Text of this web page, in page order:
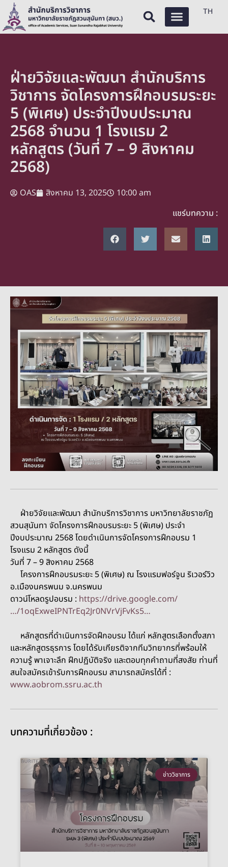
TH
ฝ่ายวิจัยและพัฒนา สำนักบริการ
วิชาการ จัดโครงการฝึกอบรมระยะ
5 (พิเศษ) ประจำปีงบประมาณ
2568 จำนวน 1 โรงแรม 2
หลักสูตร (วันที่ 7 – 9 สิงหาคม
2568)
OAS สิงหาคม 13, 2025
10:00 am
แชร์บทความ :
ฝ่ายวิจัยและพัฒนา สำนักบริการวิชาการ มหาวิทยาลัยราชภัฏ
สวนสุนันทา จัดโครงการฝึกอบรมระยะ 5 (พิเศษ) ประจำ
ปีงบประมาณ 2568 โดยดำเนินการจัดโครงการฝึกอบรม 1
โรงแรม 2 หลักสูตร ดังนี้
วันที่ 7 – 9 สิงหาคม 2568
โครงการฝึกอบรมระยะ 5 (พิเศษ) ณ โรงแรมฟอร์จูน ริเวอร์วิว
อ.เมืองนครพนม จ.นครพนม
ดาวน์โหลดรูปอบรม : https://drive.google.com/
…/1oqExweIPNTrEq2Jr0NVrVjFvKs5…
หลักสูตรที่ดำเนินการจัดฝึกอบรม ได้แก่ หลักสูตรเลือกตั้งสภา
และหลักสูตรธุรการ โดยได้รับเกียรติจากทีมวิทยากรที่พร้อมให้
ความรู้ พาเจาะลึก ฝึกปฏิบัติจริง และตอบทุกคำถามที่สงสัย ท่านที่
สนใจสมัครเข้ารับการฝึกอบรม สามารถสมัครได้ที่ :
www.aobrom.ssru.ac.th
บทความที่เกี่ยวข้อง :
ข่าววิชาการ